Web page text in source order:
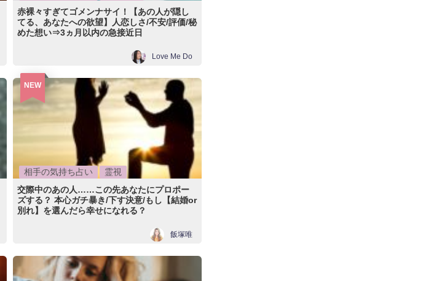
赤裸々すぎてゴメンナサイ！【あの人が隠し
てる、あなたへの欲望】人恋しさ/不安/評価/秘
めた想い⇒3ヵ月以内の急接近日
Love Me Do
NEW
相手の気持ち占い
霊視
交際中のあの人……この先あなたにプロポー
ズする？ 本心ガチ暴き/下す決意/もし【結婚or
別れ】を選んだら幸せになれる？
飯塚唯